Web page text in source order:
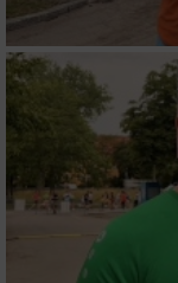
Wir nutzen Ihre Daten für
IAB-
Speichern von
auf einem
Verwendung
von
Erstellung von
Werbung